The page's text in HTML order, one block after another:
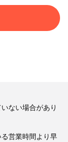
ない場合があり
営業時間より早